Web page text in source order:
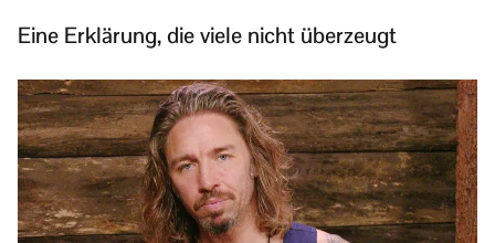
Eine Erklärung, die viele nicht überzeugt